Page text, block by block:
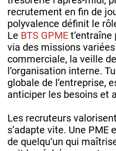
recrutement en fin de
polyvalence définit le
Le BTS GPME
via des missions
commerciale, la veille
l’organisation interne.
globale de l’entreprise,
anticiper les besoins et
Les recruteurs
s’adapte vite. Une PME
de quelqu’un qui